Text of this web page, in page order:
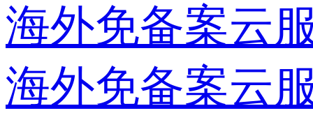
海外免备案云
海外免备案云